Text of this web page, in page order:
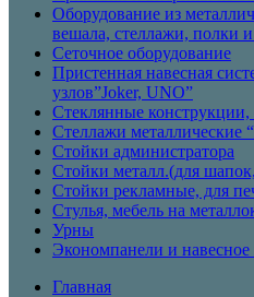
Оборудование из
вешала, стеллажи, полки и
Сеточное оборудование
Пристенная навесная
узлов”Joker, UNO”
Стеклянные конструкции,
Стеллажи металлические
Стойки администратора
Стойки металл.(для
Стойки рекламные, для
Стулья, мебель на
Урны
Экономпанели и
Главная